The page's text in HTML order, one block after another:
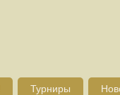
Турниры